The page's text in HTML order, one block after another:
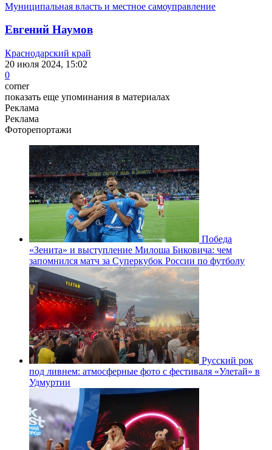
Муниципальная власть и местное самоуправление
Евгений Наумов
Краснодарский край
20 июля 2024, 15:02
0
corner
показать еще упоминания в материалах
Реклама
Реклама
Фоторепортажи
Победа
«Зенита» и выступление Милоша Биковича: чем
запомнился матч за Суперкубок России по футболу
Русский рок
под ливнем: атмосферные фото с фестиваля «Улетай» в
Удмуртии